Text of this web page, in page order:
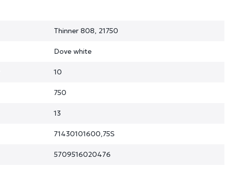
Thinner 808, 21750
Dove white
10
750
13
71430101600,75S
5709516020476